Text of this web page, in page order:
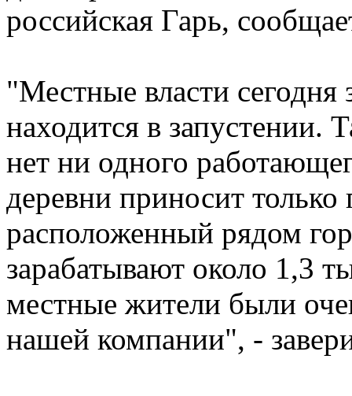
российская Гарь,
"Местные власти сегодня
находится в запустении.
нет ни одного
деревни приносит
расположенный рядом
зарабатывают около 1,3
местные жители были
нашей компании", -